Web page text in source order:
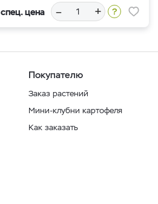
спец. цена – +
Покупателю
Заказ растений
Мини-клубни картофеля
Как заказать